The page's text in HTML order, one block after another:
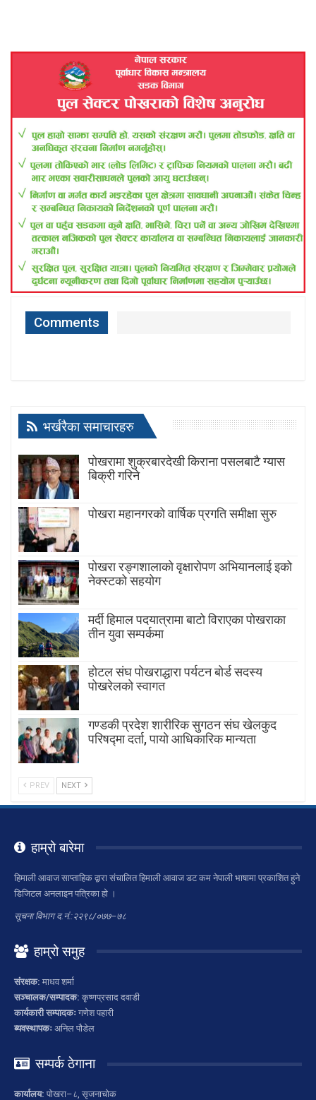
Comments
भर्खरैका समाचारहरु
पोखरामा शुक्रबारदेखी किराना पसलबाटै ग्यास
बिक्री गरिने
पोखरा महानगरको वार्षिक प्रगति समीक्षा सुरु
पोखरा रङ्गशालाको वृक्षारोपण अभियानलाई इको
नेक्स्टको सहयोग
मर्दी हिमाल पदयात्रामा बाटाे विराएका पाेखराका
तीन युवा सम्पर्कमा
होटल संघ पोखराद्धारा पर्यटन बोर्ड सदस्य
पोखरेलको स्वागत
गण्डकी प्रदेश शारीरिक सुगठन संघ खेलकुद
परिषद्मा दर्ता, पायाे आधिकारिक मान्यता
PREV NEXT
हाम्रो बारेमा
हिमाली आवाज साप्ताहिक द्वारा संचालित हिमाली आवाज डट कम नेपाली भाषामा प्रकाशित हुने
डिजिटल अनलाइन पत्रिका हो ।
सूचना विभाग द.नं.:२२९८/०७७–७८
हाम्रो समुह
संरक्षक: माधव शर्मा
सञ्चालक/सम्पादक: कृष्णप्रसाद दवाडी
कार्यकारी सम्पादकः गणेश पहारी
ब्यवस्थापकः अनिल पौडेल
सम्पर्क ठेगाना
कार्यालय: पोखरा–८, सृजनाचोक